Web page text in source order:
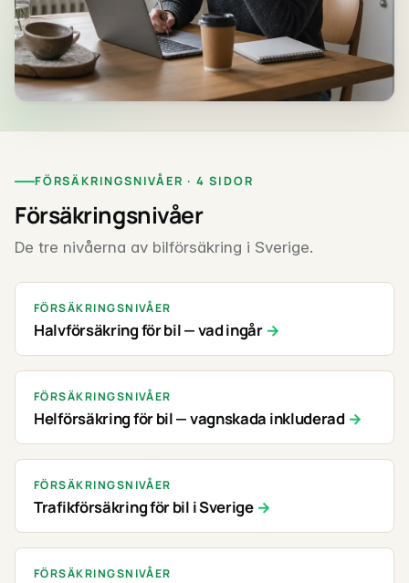
FÖRSÄKRINGSNIVÅER · 4 SIDOR
Försäkringsnivåer
De tre nivåerna av bilförsäkring i Sverige.
FÖRSÄKRINGSNIVÅER
Halvförsäkring för bil — vad ingår
FÖRSÄKRINGSNIVÅER
Helförsäkring för bil — vagnskada inkluderad
FÖRSÄKRINGSNIVÅER
Trafikförsäkring för bil i Sverige
FÖRSÄKRINGSNIVÅER